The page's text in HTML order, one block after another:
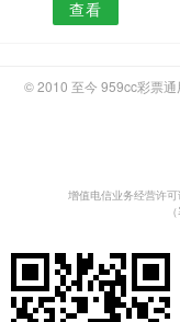
查看
© 2010 至今 959cc彩票
增值电信业务经营许可